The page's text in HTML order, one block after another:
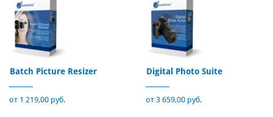
Batch Picture Resizer
от 1 219,00 руб.
Digital Photo Suite
от 3 659,00 руб.